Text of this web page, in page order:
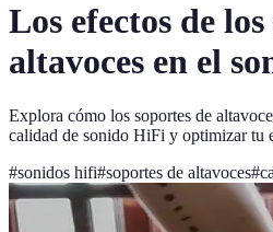
Los efectos de
altavoces en el
Explora cómo los soportes de
calidad de sonido HiFi y optimizar tu
#sonidos hifi#soportes de altavoces#